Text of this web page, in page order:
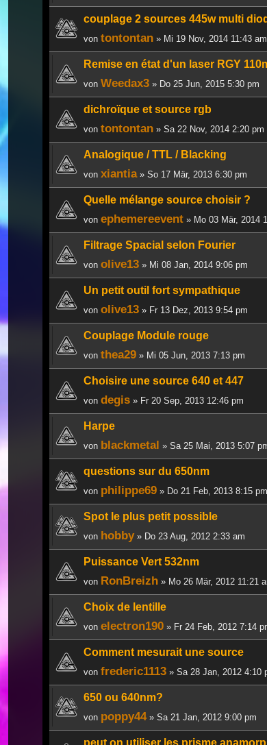
couplage 2 sources 445w multi
von tontontan » Mi 19 Nov, 2014 11:43 am
Remise en état d'un laser RGY
von Weedax3 » Do 25 Jun, 2015 5:30 pm
dichroïque et source rgb
von tontontan » Sa 22 Nov, 2014 2:20 pm
Analogique / TTL / Blacking
von xiantia» So 17 Mär, 2013 6:30 pm
Quelle mélange source choisir ?
von ephemereevent » Mo 03 Mär, 2014
Filtrage Spacial selon Fourier
von olive13 » Mi 08 Jan, 2014 9:06 pm
Un petit outil fort sympathique
von olive13 » Fr 13 Dez, 2013 9:54 pm
Couplage Module rouge
von thea29 » Mi 05 Jun, 2013 7:13 pm
Choisire une source 640 et 447
von degis » Fr 20 Sep, 2013 12:46 pm
Harpe
von blackmetal » Sa 25 Mai, 2013 5:07
questions sur du 650nm
von philippe69 » Do 21 Feb, 2013 8:15 pm
Spot le plus petit possible
von hobby» Do 23 Aug, 2012 2:33 am
Puissance Vert 532nm
von RonBreizh » Mo 26 Mär, 2012 11:21
Choix de lentille
von electron190 » Fr 24 Feb, 2012 7:14
Comment mesurait une source
von frederic1113 » Sa 28 Jan, 2012 4:10
650 ou 640nm?
von poppy44» Sa 21 Jan, 2012 9:00 pm
peut on utiliser les prisme